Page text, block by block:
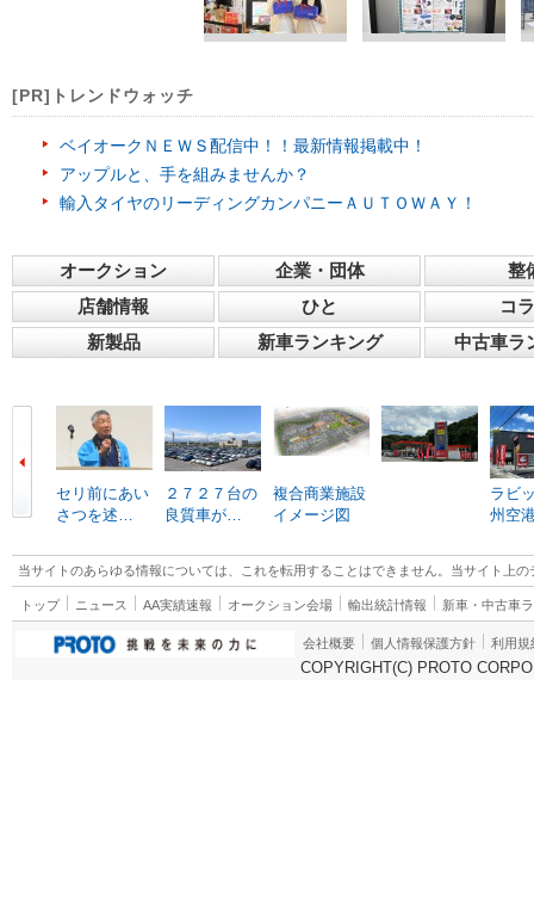
[PR]トレンドウォッチ
ベイオークＮＥＷＳ配信中！！最新情報掲載中！
アップルと、手を組みませんか？
輸入タイヤのリーディングカンパニーＡＵＴＯＷＡＹ！
オークション 企業・団体
整
店舗情報
ひと
コ
新製品
新車ランキング 中古車ラ
セリ前にあい
さつを述…
２７２７台の
良質車が…
複合商業施設
イメージ図
ラビ
州空
当サイトのあらゆる情報については、これを転用することはできません。当サイト上
トップ ニュース AA実績速報 オークション会場 輸出統計情報 新車・中古車
会社概要 個人情報保護方針 利用規
COPYRIGHT(C) PROTO